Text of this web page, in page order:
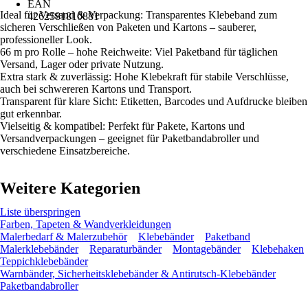
EAN
4262581810881
Ideal für Versand & Verpackung: Transparentes Klebeband zum
sicheren Verschließen von Paketen und Kartons – sauberer,
professioneller Look.
66 m pro Rolle – hohe Reichweite: Viel Paketband für täglichen
Versand, Lager oder private Nutzung.
Extra stark & zuverlässig: Hohe Klebekraft für stabile Verschlüsse,
auch bei schwereren Kartons und Transport.
Transparent für klare Sicht: Etiketten, Barcodes und Aufdrucke bleiben
gut erkennbar.
Vielseitig & kompatibel: Perfekt für Pakete, Kartons und
Versandverpackungen – geeignet für Paketbandabroller und
verschiedene Einsatzbereiche.
Weitere Kategorien
Liste überspringen
Farben, Tapeten & Wandverkleidungen
Malerbedarf & Malerzubehör
Klebebänder
Paketband
Malerklebebänder
Reparaturbänder Montagebänder
Klebehaken
Teppichklebebänder
Warnbänder, Sicherheitsklebebänder & Antirutsch-Klebebänder
Paketbandabroller